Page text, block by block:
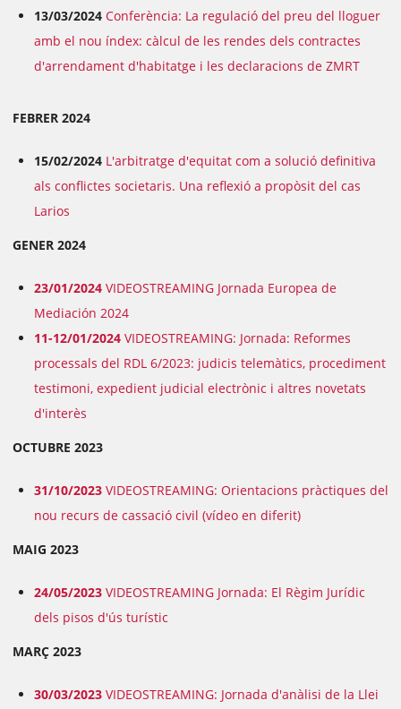
13/03/2024 Conferència: La regulació del preu del lloguer
amb el nou índex: càlcul de les rendes dels contractes
d'arrendament d'habitatge i les declaracions de ZMRT
FEBRER 2024
15/02/2024 L'arbitratge d'equitat com a solució definitiva
als conflictes societaris. Una reflexió a propòsit del cas
Larios
GENER 2024
23/01/2024 VIDEOSTREAMING Jornada Europea de
Mediación 2024
11-12/01/2024 VIDEOSTREAMING: Jornada: Reformes
processals del RDL 6/2023: judicis telemàtics, procediment
testimoni, expedient judicial electrònic i altres novetats
d'interès
OCTUBRE 2023
31/10/2023 VIDEOSTREAMING: Orientacions pràctiques del
nou recurs de cassació civil (vídeo en diferit)
MAIG 2023
24/05/2023 VIDEOSTREAMING Jornada: El Règim Jurídic
dels pisos d'ús turístic
MARÇ 2023
30/03/2023 VIDEOSTREAMING: Jornada d'anàlisi de la Llei